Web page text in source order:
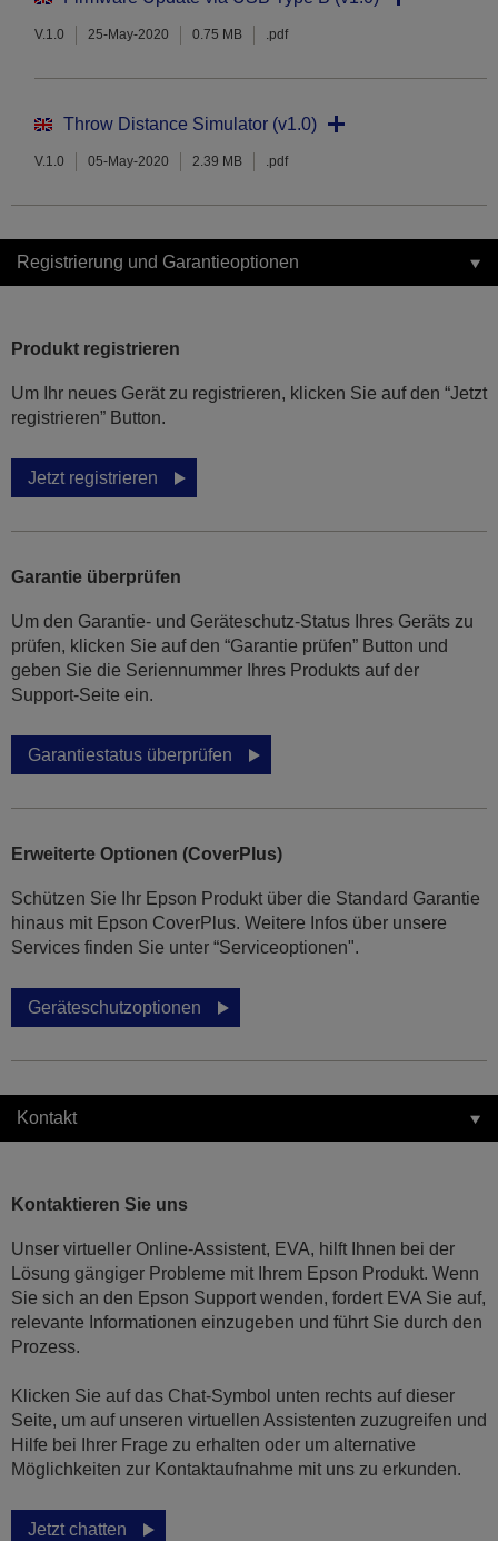
V.1.0 25-May-2020 0.75 MB .pdf
Throw Distance Simulator (v1.0)
V.1.0 05-May-2020 2.39 MB .pdf
Registrierung und Garantieoptionen
Produkt registrieren
Um Ihr neues Gerät zu registrieren, klicken Sie auf den “Jetzt
registrieren” Button.
Jetzt registrieren
Garantie überprüfen
Um den Garantie- und Geräteschutz-Status Ihres Geräts zu
prüfen, klicken Sie auf den “Garantie prüfen” Button und
geben Sie die Seriennummer Ihres Produkts auf der
Support-Seite ein.
Garantiestatus überprüfen
Erweiterte Optionen (CoverPlus)
Schützen Sie Ihr Epson Produkt über die Standard Garantie
hinaus mit Epson CoverPlus. Weitere Infos über unsere
Services finden Sie unter “Serviceoptionen".
Geräteschutzoptionen
Kontakt
Kontaktieren Sie uns
Unser virtueller Online-Assistent, EVA, hilft Ihnen bei der
Lösung gängiger Probleme mit Ihrem Epson Produkt. Wenn
Sie sich an den Epson Support wenden, fordert EVA Sie auf,
relevante Informationen einzugeben und führt Sie durch den
Prozess.
Klicken Sie auf das Chat-Symbol unten rechts auf dieser
Seite, um auf unseren virtuellen Assistenten zuzugreifen und
Hilfe bei Ihrer Frage zu erhalten oder um alternative
Möglichkeiten zur Kontaktaufnahme mit uns zu erkunden.
Jetzt chatten